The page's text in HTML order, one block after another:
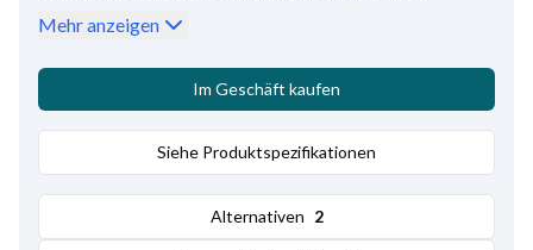
Durchmesser über Keilriemen
Mehr anzeigen
Im Geschäft kaufen
Siehe Produktspezifikationen
Alternativen 2